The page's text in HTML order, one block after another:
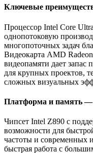
Ключевые
Процессор Intel Core
однопотоковую
многопоточных задач
Видеокарта AMD
видеопамяти дает запас
для крупных проектов,
сложных визуальных
Платформа и память —
Чипсет Intel Z890 с
возможности для
частоты и современных
быстрая работа с